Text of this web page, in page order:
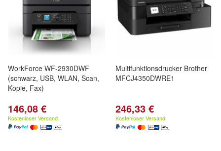
WorkForce WF-2930DWF
(schwarz, USB, WLAN, Scan,
Kopie, Fax)
146,08 €
Kostenloser Versand
Multifunktionsdrucker Brother
MFCJ4350DWRE1
246,33 €
Kostenloser Versand